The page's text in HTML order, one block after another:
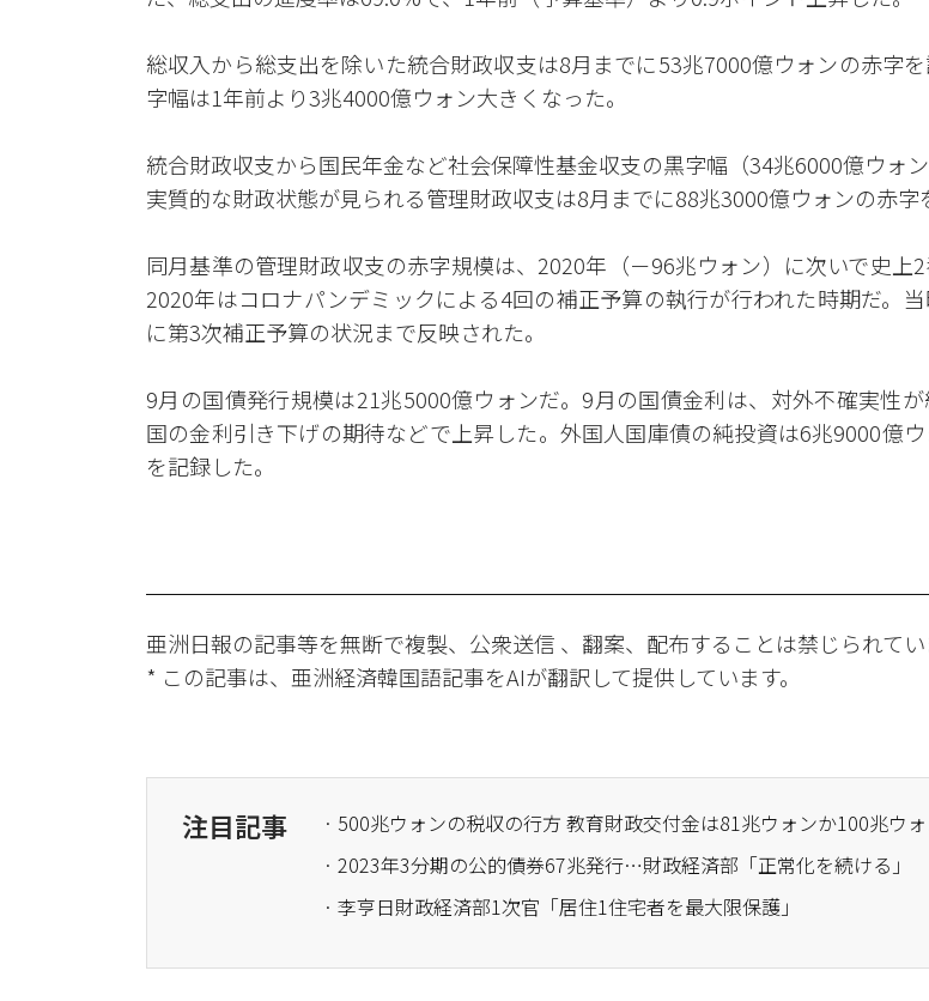
総収入から総支出を除いた統合財政収支は8月までに53兆7000億ウォンの赤字
字幅は1年前より3兆4000億ウォン大きくなった。
統合財政収支から国民年金など社会保障性基金収支の黒字幅（34兆6000億ウォン
実質的な財政状態が見られる管理財政収支は8月までに88兆3000億ウォンの赤字
同月基準の管理財政収支の赤字規模は、2020年（－96兆ウォン）に次いで史上2
2020年はコロナパンデミックによる4回の補正予算の執行が行われた時期だ。
に第3次補正予算の状況まで反映された。
9月の国債発行規模は21兆5000億ウォンだ。9月の国債金利は、対外不確実性
国の金利引き下げの期待などで上昇した。外国人国庫債の純投資は6兆9000億
を記録した。
亜洲日報の記事等を無断で複製、公衆送信 、翻案、配布することは禁じられてい
* この記事は、亜洲経済韓国語記事をAIが翻訳して提供しています。
注目記事
· 2023年3分期の公的債券67兆発行…財政経済部「正常化を続ける」
· 李亨日財政経済部1次官「居住1住宅者を最大限保護」